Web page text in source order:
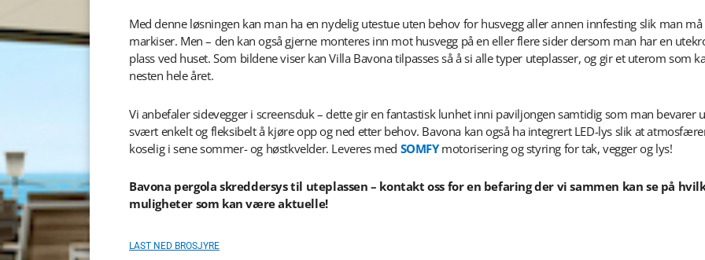
Med denne løsningen kan man ha en nydelig utestue uten behov for husvegg aller annen innfesting slik man
markiser. Men – den kan også gjerne monteres inn mot husvegg på en eller flere sider dersom man har en
plass ved huset. Som bildene viser kan Villa Bavona tilpasses så å si alle typer uteplasser, og gir et uterom som
nesten hele året.
Vi anbefaler sidevegger i screensduk – dette gir en fantastisk lunhet inni paviljongen samtidig som man bevarer
svært enkelt og fleksibelt å kjøre opp og ned etter behov. Bavona kan også ha integrert LED-lys slik at
koselig i sene sommer- og høstkvelder. Leveres med SOMFYmotorisering og styring for tak, vegger og lys!
Bavona pergola skreddersys til uteplassen – kontakt oss for en befaring der vi sammen kan se på
muligheter som kan være aktuelle!
LAST NED BROSJYRE